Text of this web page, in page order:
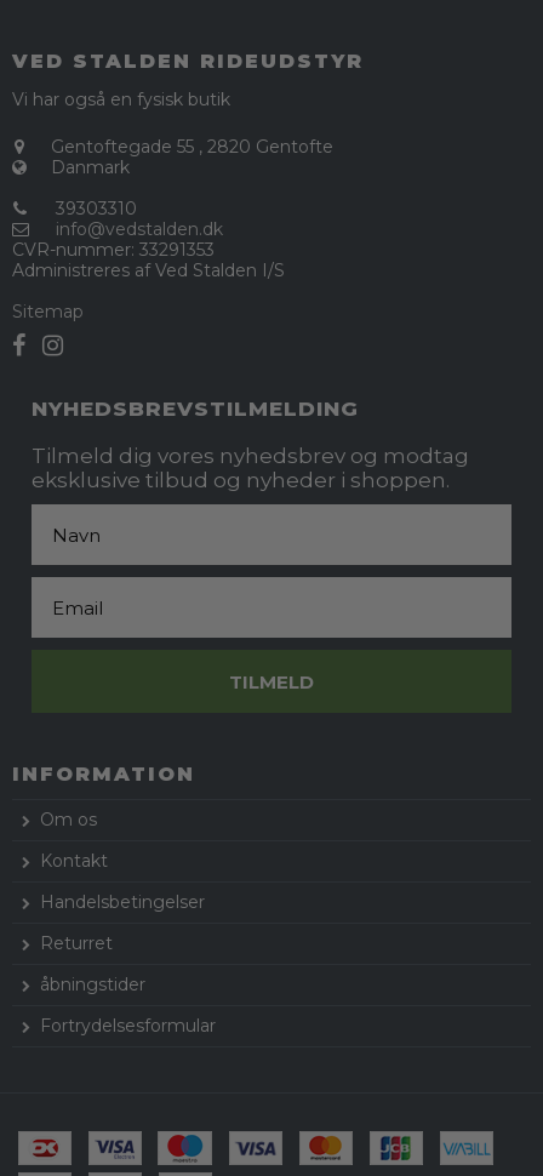
VED STALDEN RIDEUDSTYR
Vi har også en fysisk butik
Gentoftegade 55 , 2820 Gentofte
Danmark
39303310
info@vedstalden.dk
CVR-nummer: 33291353
Administreres af Ved Stalden I/S
Sitemap
NYHEDSBREVSTILMELDING
Tilmeld dig vores nyhedsbrev og modtag
eksklusive tilbud og nyheder i shoppen.
TILMELD
INFORMATION
Om os
Kontakt
Handelsbetingelser
Returret
åbningstider
Fortrydelsesformular